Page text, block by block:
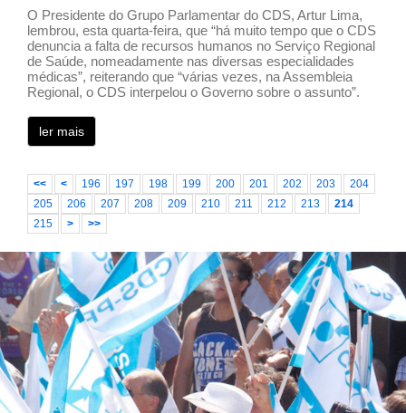
O Presidente do Grupo Parlamentar do CDS, Artur Lima,
lembrou, esta quarta-feira, que “há muito tempo que o CDS
denuncia a falta de recursos humanos no Serviço Regional
de Saúde, nomeadamente nas diversas especialidades
médicas”, reiterando que “várias vezes, na Assembleia
Regional, o CDS interpelou o Governo sobre o assunto”.
ler mais
<< < 196 197 198 199 200 201 202 203
204
205
206 207 208 209 210 211 212 213
214
215
> >>